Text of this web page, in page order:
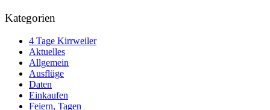
Kategorien
4 Tage Kirrweiler
Aktuelles
Allgemein
Ausflüge
Daten
Einkaufen
Feiern, Tagen